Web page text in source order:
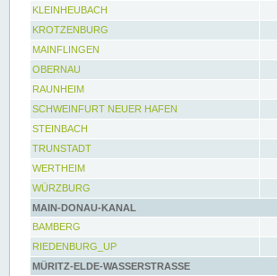
KLEINHEUBACH
KROTZENBURG
MAINFLINGEN
OBERNAU
RAUNHEIM
SCHWEINFURT NEUER HAFEN
STEINBACH
TRUNSTADT
WERTHEIM
WÜRZBURG
MAIN-DONAU-KANAL
BAMBERG
RIEDENBURG_UP
MÜRITZ-ELDE-WASSERSTRASSE